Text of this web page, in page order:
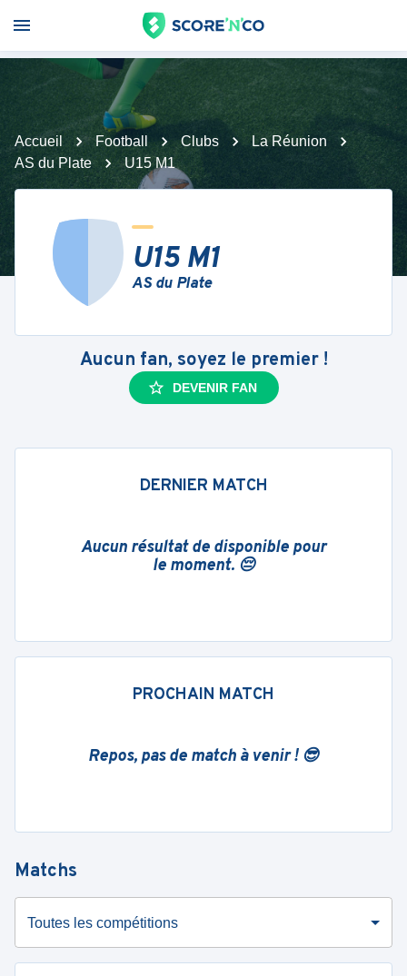
Accueil Football Clubs
La Réunion
AS du Plate
U15 M1
U15 M1
AS du Plate
Aucun fan, soyez le premier !
DEVENIR FAN
DERNIER MATCH
Aucun résultat de disponible pour
le moment. 😔
PROCHAIN MATCH
Repos, pas de match à venir ! 😎
Matchs
Toutes les compétitions